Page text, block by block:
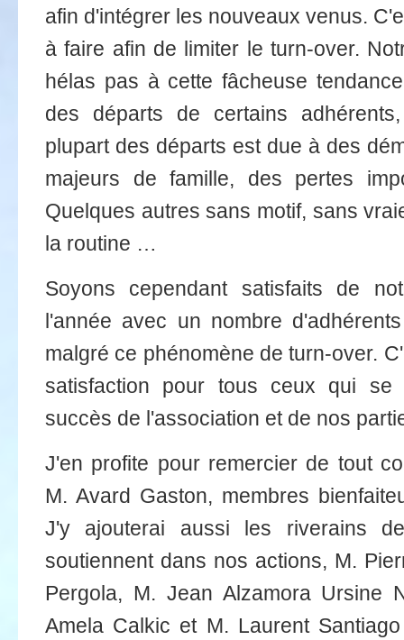
afin d'intégrer les nouveaux venus.
à faire afin de limiter le turn-over.
hélas pas à cette fâcheuse
des départs de certains
plupart des départs est due à des
majeurs de famille, des pertes
Quelques autres sans motif, sans
la routine …
Soyons cependant satisfaits de
l'année avec un nombre
malgré ce phénomène de turn-over.
satisfaction pour tous ceux qui se
succès de l'association et de nos
J'en profite pour remercier de tout
M. Avard Gaston, membres
J'y ajouterai aussi les riverains
soutiennent dans nos actions, M.
Pergola, M. Jean Alzamora Ursine
Amela Calkic et M. Laurent